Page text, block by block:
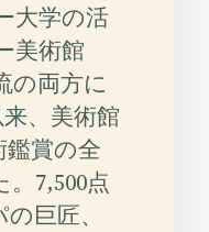
大学の活
美術館
の両方に
、美術館
賞の全
7,500点
巨匠、